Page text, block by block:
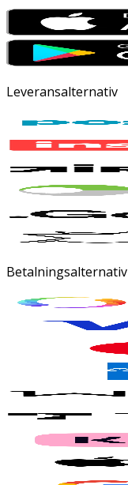
Leveransalternativ
Betalningsalternativ